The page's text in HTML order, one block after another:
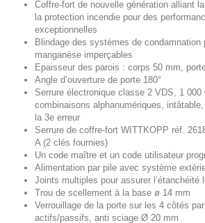
Coffre-fort de nouvelle génération alliant
la protection incendie pour des
exceptionnelles
Blindage des systèmes de condamnation
manganèse imperçables
Epaisseur des parois : corps 50 mm,
Angle d’ouverture de porte 180°
Serrure électronique classe 2 VDS, 1 000
combinaisons alphanumériques,
la 3e erreur
Serrure de coffre-fort WITTKOPP réf.
A (2 clés fournies)
Un code maître et un code utilisateur
Alimentation par pile avec système
Joints multiples pour assurer l’étanchéité
Trou de scellement à la base ø 14 mm
Verrouillage de la porte sur les 4 côtés
actifs/passifs, anti sciage Ø 20 mm